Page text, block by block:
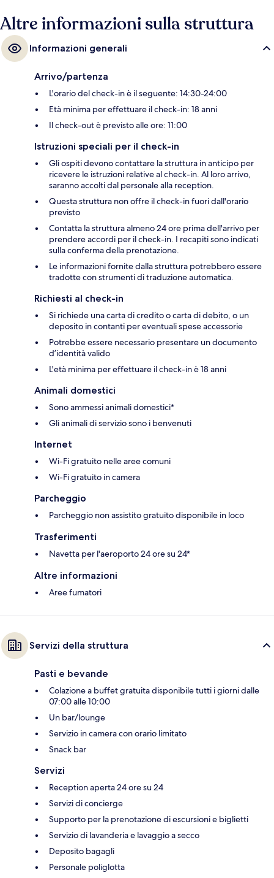
Altre informazioni sulla struttura
Informazioni generali
Arrivo/partenza
L'orario del check-in è il seguente: 14:30-24:00
Età minima per effettuare il check-in: 18 anni
Il check-out è previsto alle ore: 11:00
Istruzioni speciali per il check-in
Gli ospiti devono contattare la struttura in anticipo per
ricevere le istruzioni relative al check-in. Al loro arrivo,
saranno accolti dal personale alla reception.
Questa struttura non offre il check-in fuori dall'orario
previsto
Contatta la struttura almeno 24 ore prima dell'arrivo per
prendere accordi per il check-in. I recapiti sono indicati
sulla conferma della prenotazione.
Le informazioni fornite dalla struttura potrebbero essere
tradotte con strumenti di traduzione automatica.
Richiesti al check-in
Si richiede una carta di credito o carta di debito, o un
deposito in contanti per eventuali spese accessorie
Potrebbe essere necessario presentare un documento
d’identità valido
L'età minima per effettuare il check-in è 18 anni
Animali domestici
Sono ammessi animali domestici*
Gli animali di servizio sono i benvenuti
Internet
Wi-Fi gratuito nelle aree comuni
Wi-Fi gratuito in camera
Parcheggio
Parcheggio non assistito gratuito disponibile in loco
Trasferimenti
Navetta per l'aeroporto 24 ore su 24*
Altre informazioni
Aree fumatori
Servizi della struttura
Pasti e bevande
Colazione a buffet gratuita disponibile tutti i giorni dalle
07:00 alle 10:00
Un bar/lounge
Servizio in camera con orario limitato
Snack bar
Servizi
Reception aperta 24 ore su 24
Servizi di concierge
Supporto per la prenotazione di escursioni e biglietti
Servizio di lavanderia e lavaggio a secco
Deposito bagagli
Personale poliglotta